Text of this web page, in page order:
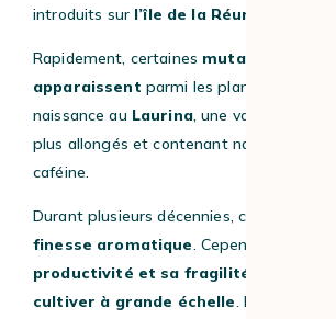
introduits sur l’île de la Réunion
Rapidement, certaines mutations
apparaissent parmi les plants. L’une
naissance au Laurina, une variété
plus allongés et contenant naturellement
caféine.
Durant plusieurs décennies, ce café est
finesse aromatique. Cependant,
productivité et sa fragilité
cultiver à grande échelle. Peu à peu,